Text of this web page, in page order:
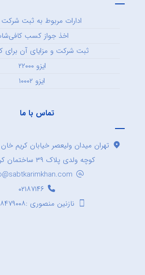
ادارات مربوط به ثبت شرکت
اخذ جواز کسب
ثبت شرکت و مزایای آن برای
ایزو ۲۲۰۰۰
ایزو ۱۰۰۰۲
تماس با ما
تهران میدان ولیعصر خیابان کریم
کوچه ولدی پلاک ۳۹ ساختمان کریم خان
۰۲۱۸۷۱۴۶
نازنین منصوری :۰۹۱۲۸۴۷۹۰۰۸